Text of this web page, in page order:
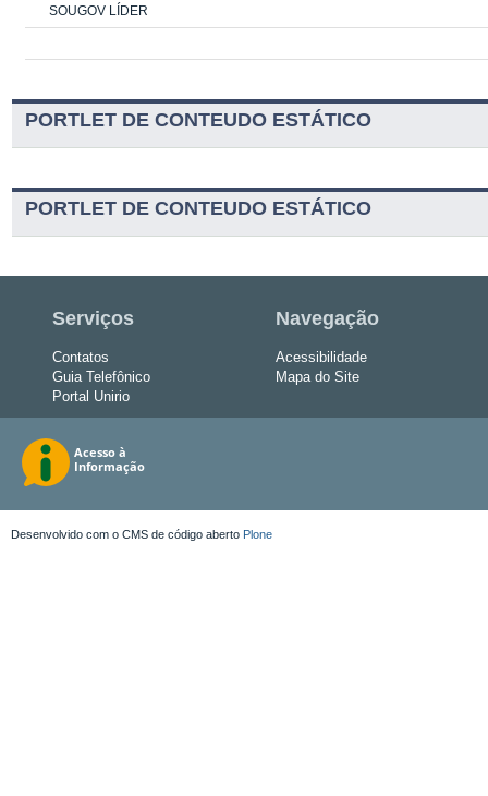
SOUGOV LÍDER
PORTLET DE CONTEUDO ESTÁTICO
PORTLET DE CONTEUDO ESTÁTICO
Serviços
Contatos
Guia Telefônico
Portal Unirio
Navegação
Acessibilidade
Mapa do Site
Desenvolvido com o CMS de código aberto Plone